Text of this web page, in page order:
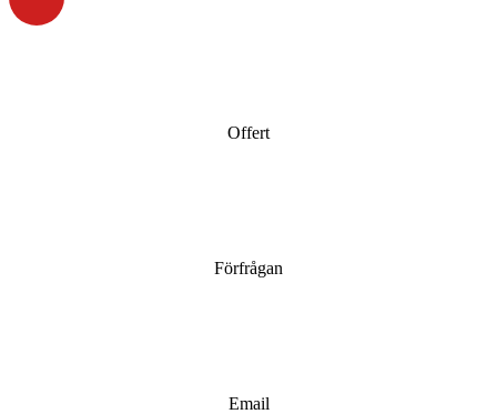
Offert
Förfrågan
Email